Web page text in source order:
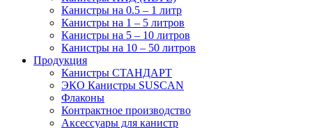
Канистры на 0.5 – 1 литр
Канистры на 1 – 5 литров
Канистры на 5 – 10 литров
Канистры на 10 – 50 литров
Продукция
Канистры СТАНДАРТ
ЭКО Канистры SUSCAN
Флаконы
Контрактное производство
Аксессуары для канистр